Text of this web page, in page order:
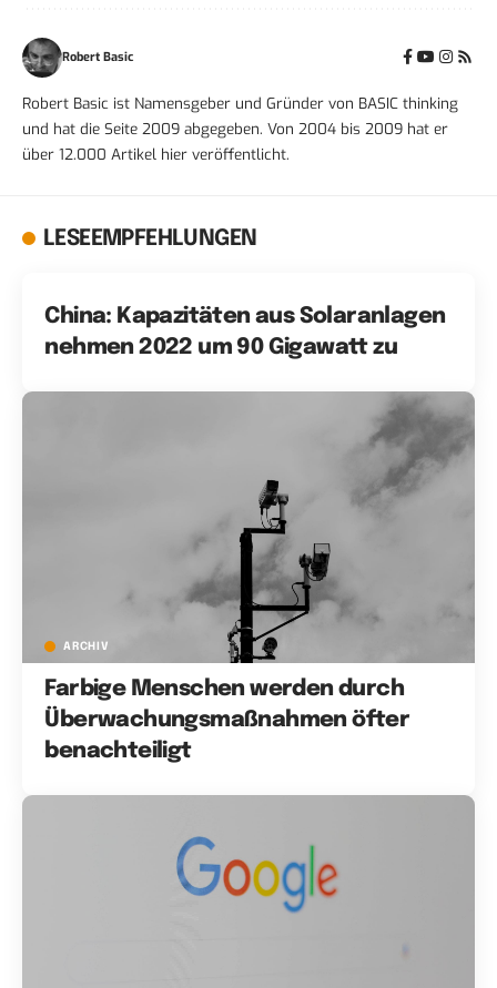
Robert Basic
Robert Basic ist Namensgeber und Gründer von BASIC thinking
und hat die Seite 2009 abgegeben. Von 2004 bis 2009 hat er
über 12.000 Artikel hier veröffentlicht.
LESEEMPFEHLUNGEN
China: Kapazitäten aus Solaranlagen
nehmen 2022 um 90 Gigawatt zu
ARCHIV
Farbige Menschen werden durch
Überwachungsmaßnahmen öfter
benachteiligt